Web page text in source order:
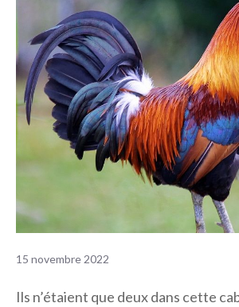
15 novembre 2022
Ils n’étaient que deux dans cette